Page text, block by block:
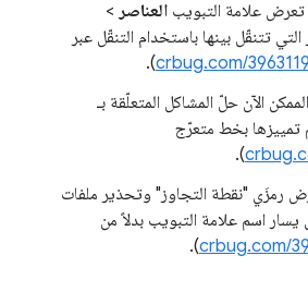
علامة التبويب العناصر >
التي تتنقّل بينها باستخدام التنقّل عبر
crbug.com/
).
الآن حلّ المشاكل المتعلّقة بـ
تمييزها بخط متعرّج
).
رمزَي "نقطة التجاوز" وتحذير ملفات
يسار اسم علامة التبويب بدلاً من
crbug.com/
).